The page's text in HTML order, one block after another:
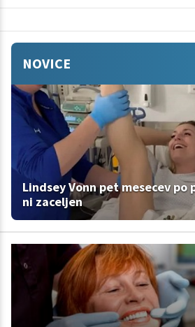
NOVICE
Lindsey Vonn pet mesecev po
ni zaceljen